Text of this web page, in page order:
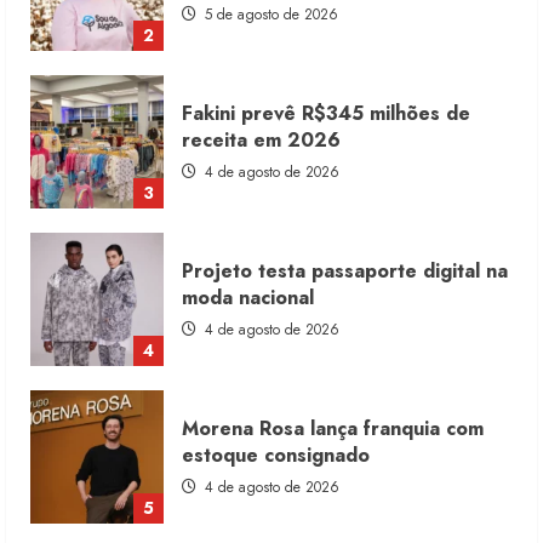
2
5 de agosto de 2026
3
Fakini prevê R$345 milhões de
receita em 2026
4 de agosto de 2026
4
Projeto testa passaporte digital na
moda nacional
4 de agosto de 2026
5
Morena Rosa lança franquia com
estoque consignado
4 de agosto de 2026